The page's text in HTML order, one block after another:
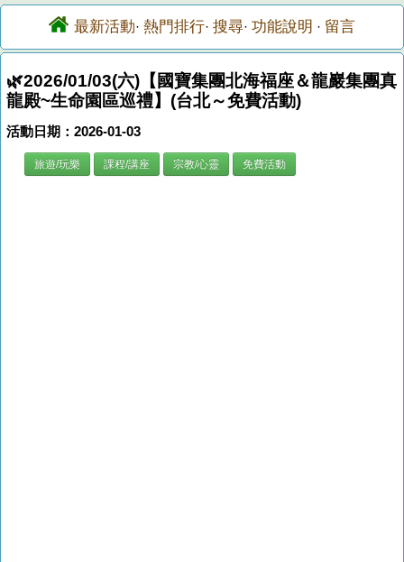
最新活動· 熱門排行· 搜尋· 功能說明 · 留言
🌿2026/01/03(六)【國寶集團北海福座＆龍巖集團真
龍殿~生命園區巡禮】(台北～免費活動)
活動日期：2026-01-03
旅遊/玩樂 課程/講座 宗教/心靈 免費活動